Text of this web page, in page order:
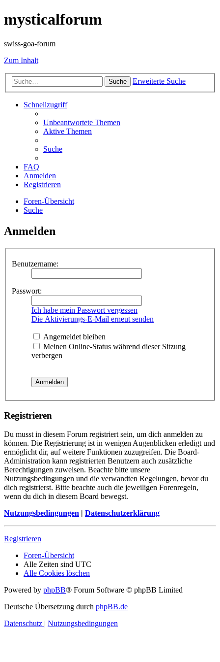
mysticalforum
swiss-goa-forum
Zum Inhalt
Suche Erweiterte Suche
Schnellzugriff
Unbeantwortete Themen
Aktive Themen
Suche
FAQ
Anmelden
Registrieren
Foren-Übersicht
Suche
Anmelden
Benutzername:
Passwort:
Ich habe mein Passwort vergessen
Die Aktivierungs-E-Mail erneut senden
Angemeldet bleiben
Meinen Online-Status während dieser Sitzung
verbergen
Registrieren
Du musst in diesem Forum registriert sein, um dich anmelden zu
können. Die Registrierung ist in wenigen Augenblicken erledigt und
ermöglicht dir, auf weitere Funktionen zuzugreifen. Die Board-
Administration kann registrierten Benutzern auch zusätzliche
Berechtigungen zuweisen. Beachte bitte unsere
Nutzungsbedingungen und die verwandten Regelungen, bevor du
dich registrierst. Bitte beachte auch die jeweiligen Forenregeln,
wenn du dich in diesem Board bewegst.
Nutzungsbedingungen | Datenschutzerklärung
Registrieren
Foren-Übersicht
Alle Zeiten sind UTC
Alle Cookies löschen
Powered by phpBB® Forum Software © phpBB Limited
Deutsche Übersetzung durch phpBB.de
Datenschutz | Nutzungsbedingungen